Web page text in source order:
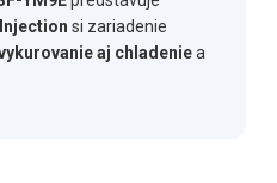
si zariadenie
aj chladeniea